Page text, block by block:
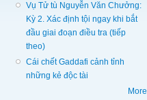
Vụ Tử tù Nguyễn Văn Chưởng:
Kỳ 2. Xác định tội ngay khi bắt
đầu giai đoạn điều tra (tiếp
theo)
Cái chết Gaddafi cảnh tỉnh
những kẻ độc tài
More